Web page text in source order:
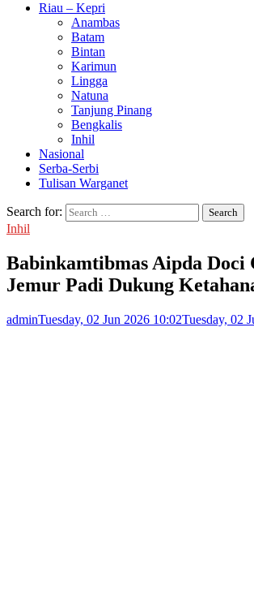
Riau – Kepri
Anambas
Batam
Bintan
Karimun
Lingga
Natuna
Tanjung Pinang
Bengkalis
Inhil
Nasional
Serba-Serbi
Tulisan Warganet
Search for:
Inhil
Babinkamtibmas Aipda Doci
Jemur Padi Dukung
adminTuesday, 02 Jun 2026 10:02Tuesday, 02